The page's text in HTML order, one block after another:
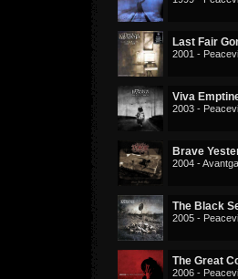
Last Fair
2001 -
Viva
2003 -
Brave
2004 -
The Black
2005 -
The Great
2006 -